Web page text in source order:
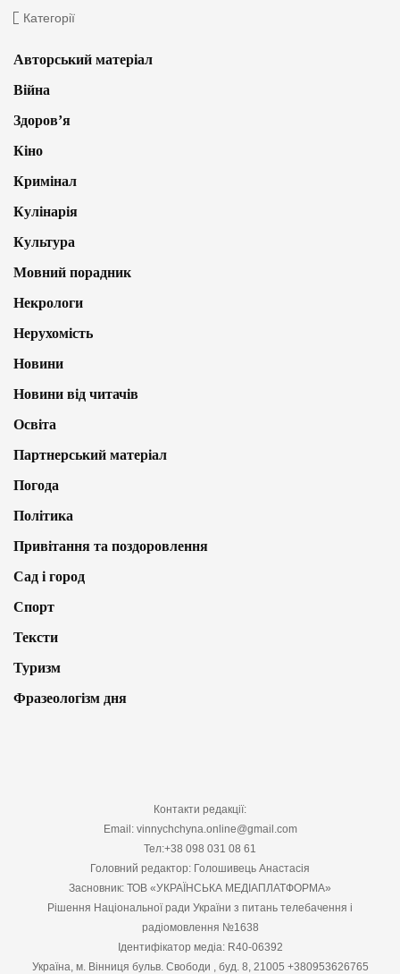
Категорії
Авторський матеріал
Війна
Здоров’я
Кіно
Кримінал
Кулінарія
Культура
Мовний порадник
Некрологи
Нерухомість
Новини
Новини від читачів
Освіта
Партнерський матеріал
Погода
Політика
Привітання та поздоровлення
Сад і город
Спорт
Тексти
Туризм
Фразеологізм дня
Контакти редакції:
Email: vinnychchyna.online@gmail.com
Тел:+38 098 031 08 61
Головний редактор: Голошивець Анастасія
Засновник: ТОВ «УКРАЇНСЬКА МЕДІАПЛАТФОРМА»
Рішення Національної ради України з питань телебачення і
радіомовлення №1638
Ідентифікатор медіа: R40-06392
Україна, м. Вінниця бульв. Свободи , буд. 8, 21005 +380953626765